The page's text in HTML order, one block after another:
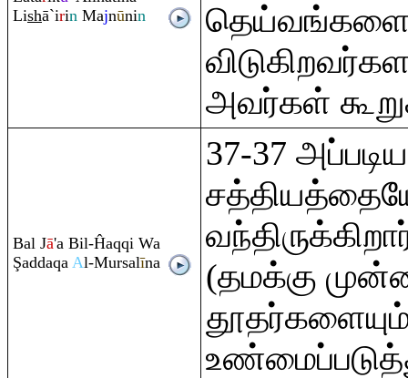
Lishā`irin Majnūnin
அவர்கள்
Bal Jā'a Bil-Ĥaqqi Wa
Şaddaqa Al-Mursalīna
37-37
(தமக்கு